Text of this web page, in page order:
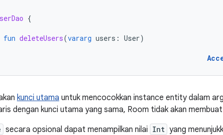
{
fun deleteUsers(vararg users : User)
kunci utama untuk mencocokkan instance entity dalam
dengan kunci utama yang sama, Room tidak akan
secara opsional dapat menampilkan nilai Int yang